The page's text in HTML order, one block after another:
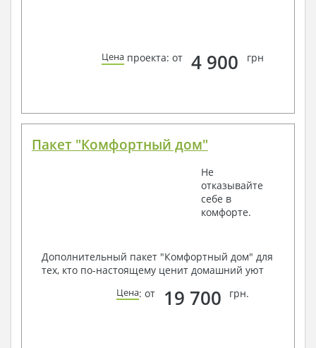
Цена проекта: от 4 900 грн
Пакет "Комфортный дом"
Не
отказывайте
себе в
комфорте.
Дополнительный пакет "Комфортный дом" для
тех, кто по-настоящему ценит домашний уют
Цена: от 19 700 грн.